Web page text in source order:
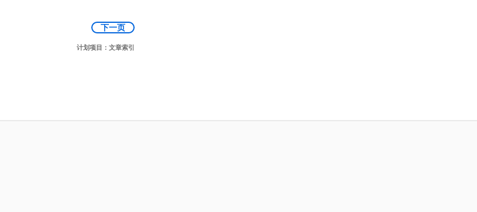
下一页
计划项目：文章索引